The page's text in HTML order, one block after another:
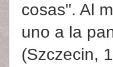
cosas". Al
uno a la
(Szczecin,